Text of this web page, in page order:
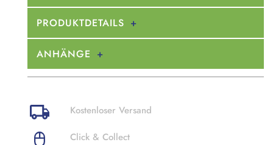
PRODUKTDETAILS
ANHÄNGE
Kostenloser Versand
Click & Collect